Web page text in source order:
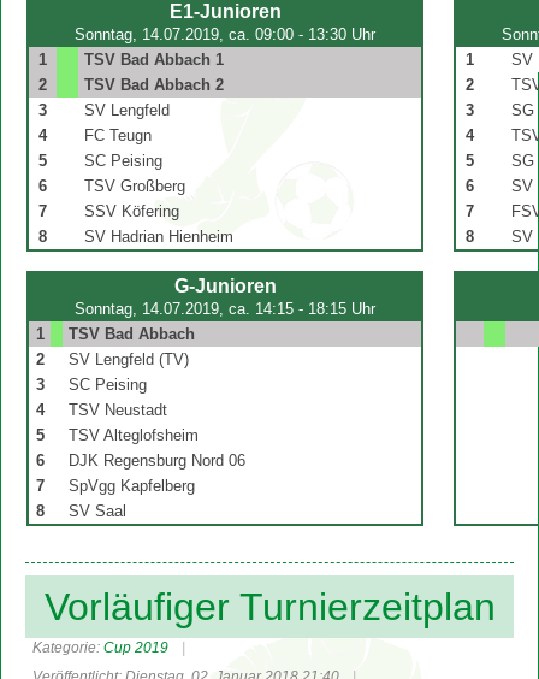
E1-Junioren
Sonntag, 14.07.2019, ca. 09:00 - 13:30 Uhr
1
TSV Bad Abbach 1
2
TSV Bad Abbach 2
3
SV Lengfeld
4
FC Teugn
5
SC Peising
6
TSV Großberg
7
SSV Köfering
8
SV Hadrian Hienheim
G-Junioren
Sonntag, 14.07.2019, ca. 14:15 - 18:15 Uhr
1
TSV Bad Abbach
2
SV Lengfeld (TV)
3
SC Peising
4
TSV Neustadt
5
TSV Alteglofsheim
6
DJK Regensburg Nord 06
7
SpVgg Kapfelberg
8
SV Saal
1
SV
2
3
SG
4
5
SG
6
SV
7
8
SV
Vorläufiger Turnierzeitplan
Kategorie: Cup 2019